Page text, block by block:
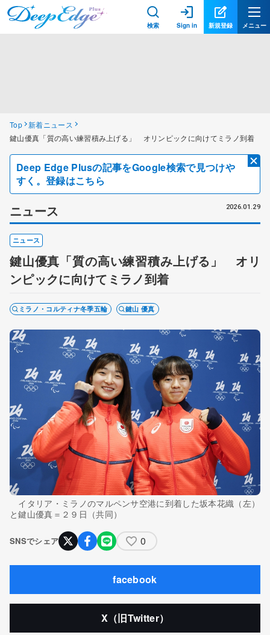
検索 Sign in 新規登録 メニュー
Top 新着ニュース
鍵山優真「質の高い練習積み上げる」 オリンピックに向けてミラノ到着
Deep Edge Plusの記事をGoogle検索で見つけや
すく。登録はこちら
ニュース 2026.01.29
ニュース
鍵山優真「質の高い練習積み上げる」 オリ
ンピックに向けてミラノ到着
ミラノ・コルティナ冬季五輪 鍵山 優真
イタリア・ミラノのマルペンサ空港に到着した坂本花織（左）
と鍵山優真＝２９日（共同）
SNSでシェア 0
facebook
X（旧Twitter）